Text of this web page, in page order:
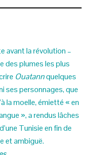
avant la révolution –
des plumes les plus
Ouatannquelques
ses personnages, que
la moelle, émietté « en
», a rendus lâches
Tunisie en fin de
et ambiguë.